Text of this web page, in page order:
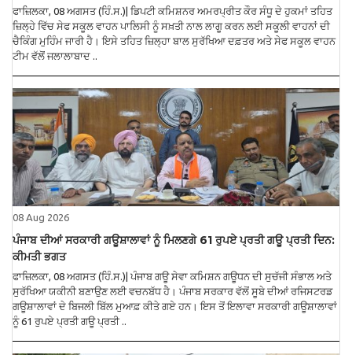
ਫਾਜ਼ਿਲਕਾ, 08 ਅਗਸਤ (ਹਿੰ.ਸ.)| ਡਿਪਟੀ ਕਮਿਸ਼ਨਰ ਅਮਰਪ੍ਰੀਤ ਕੌਰ ਸੰਧੂ ਦੇ ਹੁਕਮਾਂ ਤਹਿਤ
ਜ਼ਿਲ੍ਹੇ ਵਿੱਚ ਸੇਫ ਸਕੂਲ ਵਾਹਨ ਪਾਲਿਸੀ ਨੂੰ ਸਖ਼ਤੀ ਨਾਲ ਲਾਗੂ ਕਰਨ ਲਈ ਸਕੂਲੀ ਵਾਹਨਾਂ ਦੀ
ਚੈਕਿੰਗ ਮੁਹਿੰਮ ਜਾਰੀ ਹੈ। ਇਸੇ ਤਹਿਤ ਜ਼ਿਲ੍ਹਾ ਬਾਲ ਸੁਰੱਖਿਆ ਦਫ਼ਤਰ ਅਤੇ ਸੇਫ ਸਕੂਲ ਵਾਹਨ
ਟੀਮ ਵੱਲੋਂ ਜਲਾਲਾਬਾਦ ..
08 Aug 2026
ਪੰਜਾਬ ਦੀਆਂ ਸਰਕਾਰੀ ਗਊਸ਼ਾਲਾਵਾਂ ਨੂੰ ਮਿਲਣਗੇ 61 ਰੁਪਏ ਪ੍ਰਤੀ ਗਊ ਪ੍ਰਤੀ ਦਿਨ:
ਕੀਮਤੀ ਭਗਤ
ਫਾਜ਼ਿਲਕਾ, 08 ਅਗਸਤ (ਹਿੰ.ਸ.)| ਪੰਜਾਬ ਗਊ ਸੇਵਾ ਕਮਿਸ਼ਨ ਗਊਧਨ ਦੀ ਸੁਚੱਜੀ ਸੰਭਾਲ ਅਤੇ
ਸੁਰੱਖਿਆ ਯਕੀਨੀ ਬਣਾਉਣ ਲਈ ਵਚਨਬੱਧ ਹੈ। ਪੰਜਾਬ ਸਰਕਾਰ ਵੱਲੋਂ ਸੂਬੇ ਦੀਆਂ ਰਜਿਸਟਰਡ
ਗਊਸ਼ਾਲਾਵਾਂ ਦੇ ਬਿਜਲੀ ਬਿੱਲ ਮੁਆਫ਼ ਕੀਤੇ ਗਏ ਹਨ। ਇਸ ਤੋਂ ਇਲਾਵਾ ਸਰਕਾਰੀ ਗਊਸ਼ਾਲਾਵਾਂ
ਨੂੰ 61 ਰੁਪਏ ਪ੍ਰਤੀ ਗਊ ਪ੍ਰਤੀ ..